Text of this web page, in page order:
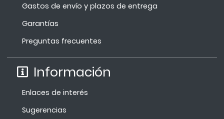
Gastos de envío y plazos de entrega
Garantías
Preguntas frecuentes
Información
Enlaces de interés
Sugerencias